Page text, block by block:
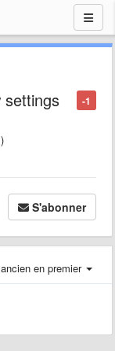
-1
settings
S'abonner
en premier